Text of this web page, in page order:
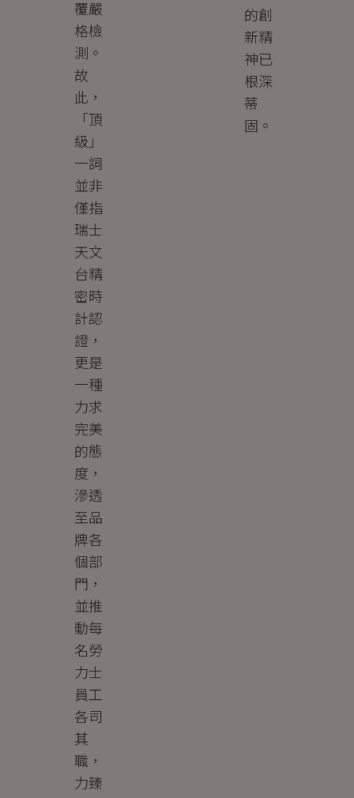
覆嚴
格檢
測。
故
此，
「頂
級」
一詞
並非
僅指
瑞士
天文
台精
密時
計認
證，
更是
一種
力求
完美
的態
度，
滲透
至品
牌各
個部
門，
並推
動每
名勞
力士
員工
各司
其
職，
力臻
的創
新精
神已
根深
蒂
固。